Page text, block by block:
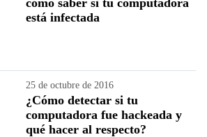
está infectada
25 de octubre de 2016
¿Cómo detectar si tu
computadora fue hackeada y
qué hacer al respecto?